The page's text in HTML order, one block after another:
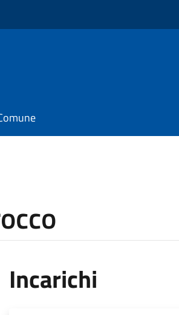
Incarichi